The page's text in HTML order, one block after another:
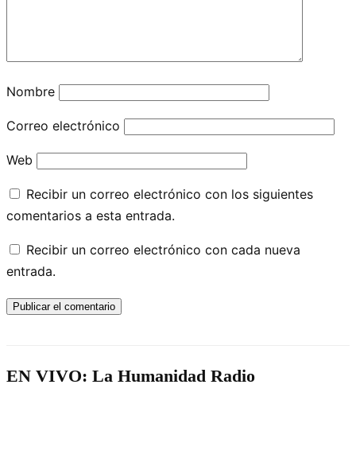
Nombre
Correo electrónico
Web
Recibir un correo electrónico con los siguientes
comentarios a esta entrada.
Recibir un correo electrónico con cada nueva
entrada.
EN VIVO: La Humanidad Radio